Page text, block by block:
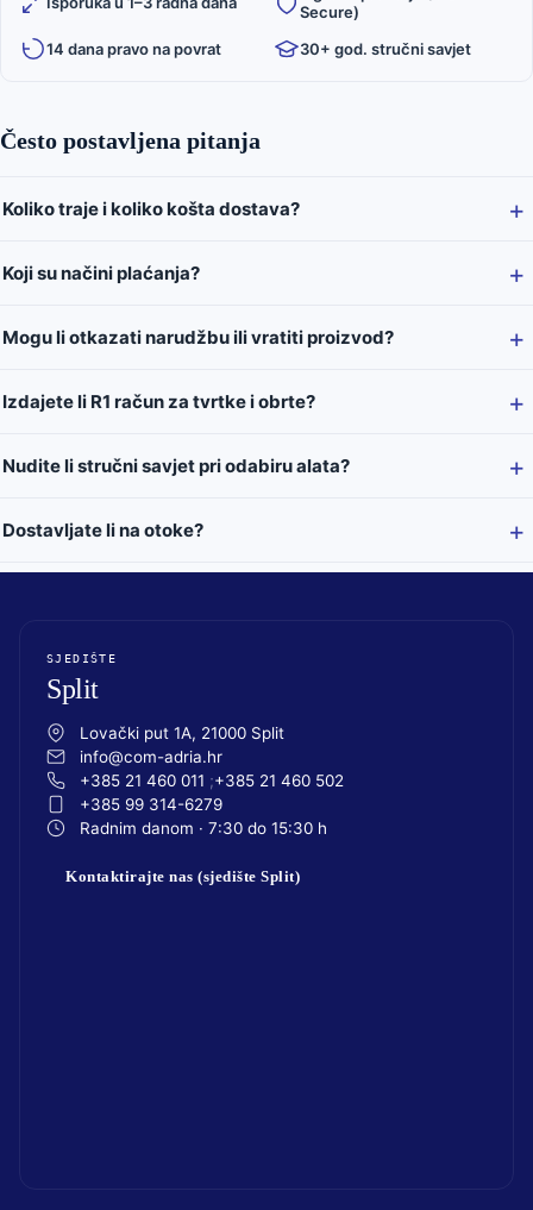
Secure)
14 dana pravo na povrat
30+ god. stručni savjet
Često postavljena pitanja
Koliko traje i koliko košta dostava?
Koji su načini plaćanja?
Mogu li otkazati narudžbu ili vratiti proizvod?
Izdajete li R1 račun za tvrtke i obrte?
Nudite li stručni savjet pri odabiru alata?
Dostavljate li na otoke?
SJEDIŠTE
Split
Lovački put 1A, 21000 Split
info@com-adria.hr
+385 21 460 011
+385 21 460 502
+385 99 314-6279
Radnim danom · 7:30 do 15:30 h
Kontaktirajte nas (sjedište Split)